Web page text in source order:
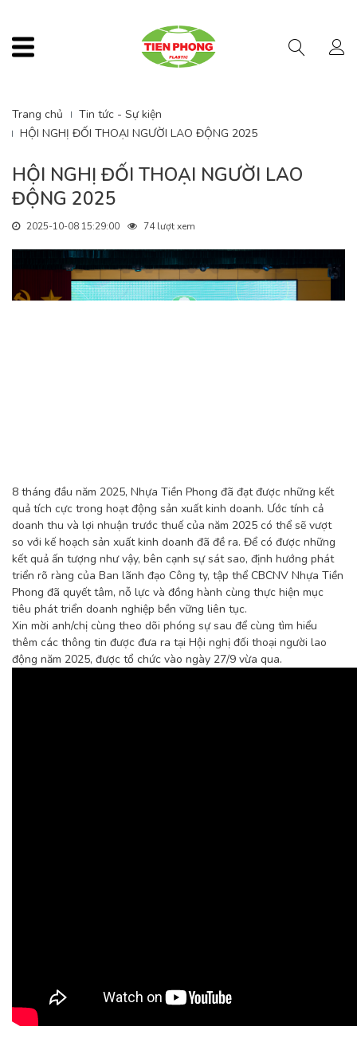
Trang chủ
Tin tức - Sự kiện
HỘI NGHỊ ĐỐI THOẠI NGƯỜI LAO ĐỘNG 2025
HỘI NGHỊ ĐỐI THOẠI NGƯỜI LAO
ĐỘNG 2025
2025-10-08 15:29:00 74 lượt xem
8 tháng đầu năm 2025, Nhựa Tiền Phong đã đạt được những kết
quả tích cực trong hoạt động sản xuất kinh doanh. Ước tính cả
doanh thu và lợi nhuận trước thuế của năm 2025 có thể sẽ vượt
so với kế hoạch sản xuất kinh doanh đã đề ra. Để có được những
kết quả ấn tượng như vậy, bên cạnh sự sát sao, định hướng phát
triển rõ ràng của Ban lãnh đạo Công ty, tập thể CBCNV Nhựa Tiền
Phong đã quyết tâm, nỗ lực và đồng hành cùng thực hiện mục
tiêu phát triển doanh nghiệp bền vững liên tục.
Xin mời anh/chị cùng theo dõi phóng sự sau để cùng tìm hiểu
thêm các thông tin được đưa ra tại Hội nghị đối thoại người lao
động năm 2025, được tổ chức vào ngày 27/9 vừa qua.